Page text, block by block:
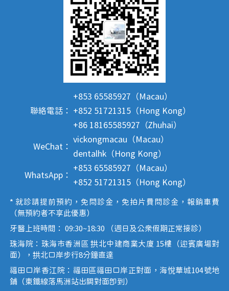
聯絡電話：
+853 65585927（Macau）
+852 51721315（Hong Kong）
+86 18165585927（Zhuhai）
WeChat：
vickongmacau（Macau）
dentalhk（Hong Kong）
WhatsApp：
+853 65585927（Macau）
+852 51721315（Hong Kong）
* 就診請提前預約，免問診金，免拍片費問診金，報銷車費
（無預約者不享此優惠）
牙醫上班時間： 09:30~18:30 （週日及公眾假期正常接診）
珠海院：珠海市香洲區 拱北中建商業大廈 15樓（迎賓廣場對
面），拱北口岸步行8分鐘直達
福田口岸香江院：福田區福田口岸正對面，海悅華城104號地
鋪（東鐵線落馬洲站出關對面即到）